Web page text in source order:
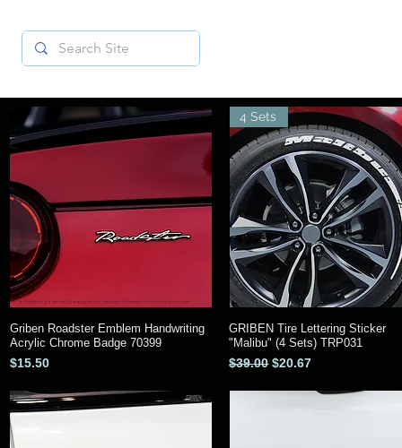
クイックビュー
Griben Roadster Emblem Handwriting
Acrylic Chrome Badge 70399
価格
$15.50
クイックビュー
4 Sets
GRIBEN Tire Lettering Sticker
"Malibu" (4 Sets) TRP031
通常価格
$39.00 セール価格
$20.67